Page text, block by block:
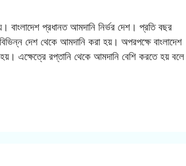
বাংলাদেশ প্রধানত আমদানি নির্ভর দেশ। প্রতি বছর
দেশ থেকে আমদানি করা হয়। অপরপক্ষে বাংলাদেশ
এক্ষেত্রে রপ্তানি থেকে আমদানি বেশি করতে হয় বলে